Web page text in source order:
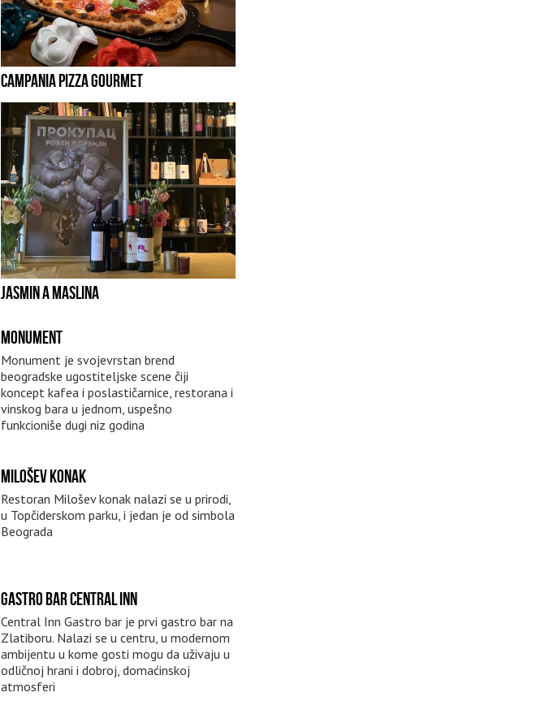
CAMPANIA PIZZA GOURMET
JASMIN A MASLINA
MONUMENT
Monument je svojevrstan brend
beogradske ugostiteljske scene čiji
koncept kafea i poslastičarnice, restorana i
vinskog bara u jednom, uspešno
funkcioniše dugi niz godina
MILOŠEV KONAK
Restoran Milošev konak nalazi se u prirodi,
u Topčiderskom parku, i jedan je od simbola
Beograda
GASTRO BAR CENTRAL INN
Central Inn Gastro bar je prvi gastro bar na
Zlatiboru. Nalazi se u centru, u modernom
ambijentu u kome gosti mogu da uživaju u
odličnoj hrani i dobroj, domaćinskoj
atmosferi